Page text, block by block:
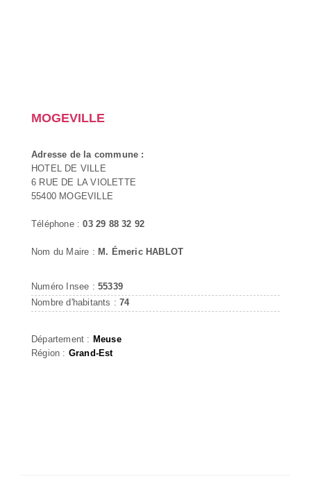
MOGEVILLE
Adresse de la commune :
HOTEL DE VILLE
6 RUE DE LA VIOLETTE
55400 MOGEVILLE
Téléphone :03 29 88 32 92
Nom du Maire : M. Émeric HABLOT
Numéro Insee : 55339
Nombre d'habitants :74
Département : Meuse
Région : Grand-Est